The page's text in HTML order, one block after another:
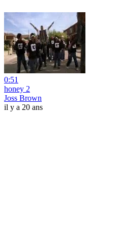
0:51
honey 2
Joss Brown
il y a 20 ans